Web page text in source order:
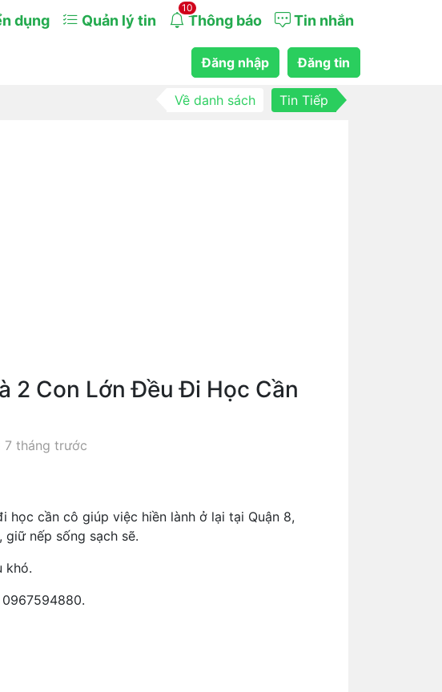
dụng Quản lý tin
10
Thông báo Tin nhắn
Đăng nhập Đăng tin
Về danh sách Tin Tiếp
2 Con Lớn Đều Đi Học Cần
tháng trước
học cần cô giúp việc hiền lành ở lại tại Quận 8,
giữ nếp sống sạch sẽ.
khó.
0967594880.